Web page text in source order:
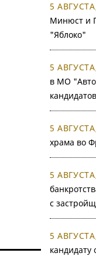
5
Минюст и
"Яблоко"
5
в МО
кандидатов
5
храма во
5
с
5